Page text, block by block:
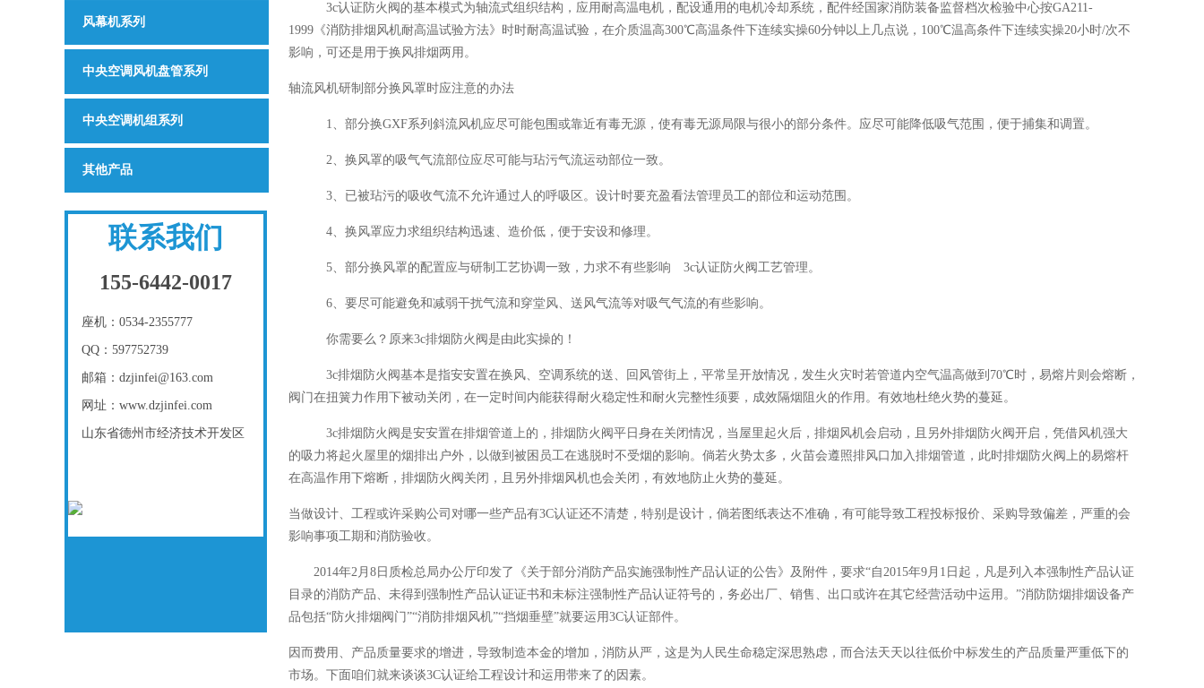
3c认证防火阀的基本模式为轴流式组织结构，应用耐高温电机，配设通用的电机冷却系统，配件经国家消防装备监督档次检验中心按GA211-
1999《消防排烟风机耐高温试验方法》时时耐高温试验，在介质温高300℃高温条件下连续实操60分钟以上几点说，100℃温高条件下连续实操20小时/次不
影响，可还是用于换风排烟两用。
轴流风机研制部分换风罩时应注意的办法
1、部分换GXF系列斜流风机应尽可能包围或靠近有毒无源，使有毒无源局限与很小的部分条件。应尽可能降低吸气范围，便于捕集和调置。
2、换风罩的吸气气流部位应尽可能与玷污气流运动部位一致。
3、已被玷污的吸收气流不允许通过人的呼吸区。设计时要充盈看法管理员工的部位和运动范围。
4、换风罩应力求组织结构迅速、造价低，便于安设和修理。
5、部分换风罩的配置应与研制工艺协调一致，力求不有些影响 3c认证防火阀工艺管理。
6、要尽可能避免和减弱干扰气流和穿堂风、送风气流等对吸气气流的有些影响。
你需要么？原来3c排烟防火阀是由此实操的！
3c排烟防火阀基本是指安安置在换风、空调系统的送、回风管街上，平常呈开放情况，发生火灾时若管道内空气温高做到70℃时，易熔片则会熔断，
阀门在扭簧力作用下被动关闭，在一定时间内能获得耐火稳定性和耐火完整性须要，成效隔烟阻火的作用。有效地杜绝火势的蔓延。
3c排烟防火阀是安安置在排烟管道上的，排烟防火阀平日身在关闭情况，当屋里起火后，排烟风机会启动，且另外排烟防火阀开启，凭借风机强大
的吸力将起火屋里的烟排出户外，以做到被困员工在逃脱时不受烟的影响。倘若火势太多，火苗会遵照排风口加入排烟管道，此时排烟防火阀上的易熔杆
在高温作用下熔断，排烟防火阀关闭，且另外排烟风机也会关闭，有效地防止火势的蔓延。
当做设计、工程或许采购公司对哪一些产品有3C认证还不清楚，特别是设计，倘若图纸表达不准确，有可能导致工程投标报价、采购导致偏差，严重的会
影响事项工期和消防验收。
2014年2月8日质检总局办公厅印发了《关于部分消防产品实施强制性产品认证的公告》及附件，要求“自2015年9月1日起，凡是列入本强制性产品认证
目录的消防产品、未得到强制性产品认证证书和未标注强制性产品认证符号的，务必出厂、销售、出口或许在其它经营活动中运用。”消防防烟排烟设备产
品包括“防火排烟阀门”“消防排烟风机”“挡烟垂壁”就要运用3C认证部件。
因而费用、产品质量要求的增进，导致制造本金的增加，消防从严，这是为人民生命稳定深思熟虑，而合法天天以往低价中标发生的产品质量严重低下的
市场。下面咱们就来谈谈3C认证给工程设计和运用带来了的因素。
风幕机系列
中央空调风机盘管系列
中央空调机组系列
其他产品
联系我们
155-6442-0017
座机：0534-2355777
QQ：597752739
邮箱：dzjinfei@163.com
网址：www.dzjinfei.com
山东省德州市经济技术开发区